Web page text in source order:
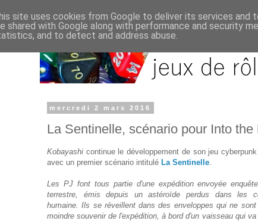
mercredi 2 mars 2016
La Sentinelle, scénario pour Into the
Kobayashi continue le développement de son jeu
avec un premier scénario intitulé La Sentinelle
Les PJ font tous partie d'une expédition envoyée
terrestre, émis depuis un astéroïde perdus dans les
humaine. Ils se réveillent dans des enveloppes qui ne
moindre souvenir de l'expédition, à bord d'un vaisseau qui
site uses cookies from Google to deliver its services and
shared with Google along with performance and security
and to detect and address abuse.